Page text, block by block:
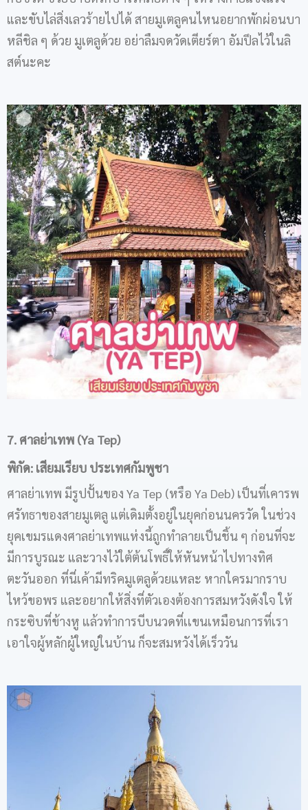
และขับไล่สิ่งเลวร้ายไปได้ สายมูเตลูคนไหนอยากพักผ่อนบา
หลีชิล ๆ ด้วย มูเตลูด้วย อย่าลืมจดวัดเตียร์ตา อัมปึลไว้ในลิ
สต์นะคะ
7. ศาลย่าเทพ (Ya Tep)
พิกัด: เสียมเรียบ ประเทศกัมพูชา
ศาลย่าเทพ มีรูปปั้นของ Ya Tep (หรือ Ya Deb) เป็นที่เคารพ
ศรัทธาของสายมูเตลู แต่เดิมตั้งอยู่ในยุคก่อนนครวัด ในช่วง
ยุคเขมรแดงศาลย่าเทพแห่งนี้ถูกทำลายเป็นชิ้น ๆ ก่อนที่จะ
มีการบูรณะ และวางไว้ใต้ต้นโพธิ์ให้หันหน้าไปทางทิศ
ตะวันออก ที่นี่เค้ามีทริคมูเตลูด้วยแหละ หากใครมากราบ
ไหว้ขอพร และอยากให้สิ่งที่ตัวเองต้องการสมหวังดังใจ ให้
กระซิบที่ข้างหู แล้วทำการบีบนวดที่เเขนเหมือนการที่เรา
เอาใจผู้หลักผู้ใหญ่ในบ้าน ก็จะสมหวังได้เร็ววัน